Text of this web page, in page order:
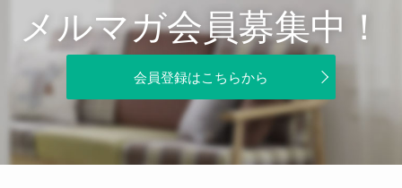
メルマガ会員募集中！
会員登録はこちらから